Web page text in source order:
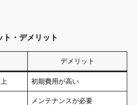
ト・デメリット
デメリット
初期費用が高い
メンテナンスが必要